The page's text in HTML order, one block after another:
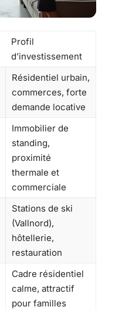
Profil
d’investissement
Résidentiel urbain,
commerces, forte
demande locative
Immobilier de
standing,
proximité
thermale et
commerciale
Stations de ski
(Vallnord),
hôtellerie,
restauration
Cadre résidentiel
calme, attractif
pour familles